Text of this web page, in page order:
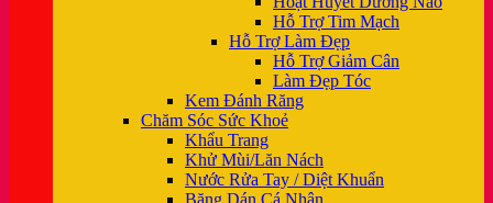
Hỗ Trợ Tim Mạch
Hỗ Trợ Làm Đẹp
Hỗ Trợ Giảm Cân
Làm Đẹp Tóc
Kem Đánh Răng
Chăm Sóc Sức Khoẻ
Khẩu Trang
Khử Mùi/Lăn Nách
Nước Rửa Tay / Diệt Khuẩn
Băng Dán Cá Nhân